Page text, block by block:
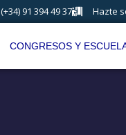
(+34) 91 394 49 37 Hazte
CONGRESOS Y